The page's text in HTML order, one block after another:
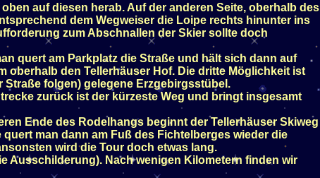
auf diesen herab. Auf der anderen Seite, oberhalb des
dem Wegweiser die Loipe rechts hinunter ins
zum Abschnallen der Skier sollte doch
quert am Parkplatz die Straße und hält sich dann auf
oberhalb den Tellerhäuser Hof. Die dritte Möglichkeit ist
folgen) gelegene Erzgebirgsstübel.
zurück ist der kürzeste Weg und bringt insgesamt
Ende des Rodelhangs beginnt der Tellerhäuser Skiweg
man dann am Fuß des Fichtelberges wieder die
wird die Tour doch etwas lang.
Ausschilderung). Nach wenigen Kilometern finden wir